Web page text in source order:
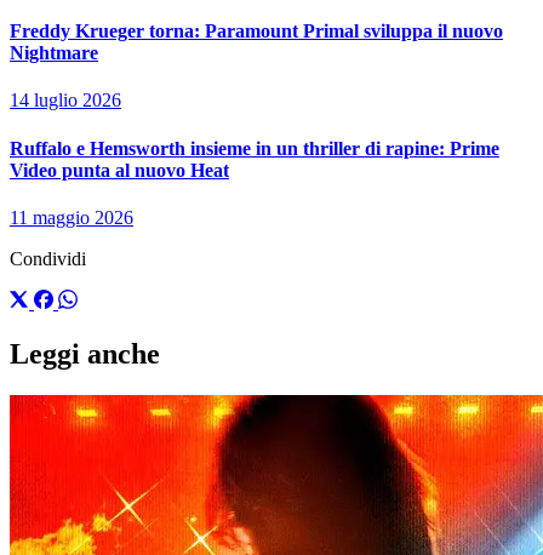
Freddy Krueger torna: Paramount Primal sviluppa il nuovo
Nightmare
14 luglio 2026
Ruffalo e Hemsworth insieme in un thriller di rapine: Prime
Video punta al nuovo Heat
11 maggio 2026
Condividi
Leggi anche